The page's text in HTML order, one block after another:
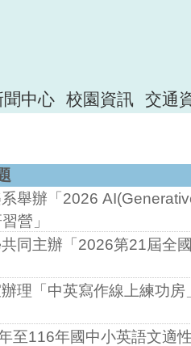
聞中心 校園資訊 交通
舉辦「2026
營」
同主辦「2026第21屆全
理「中英寫作線上練功房
至116年國中小英語文適